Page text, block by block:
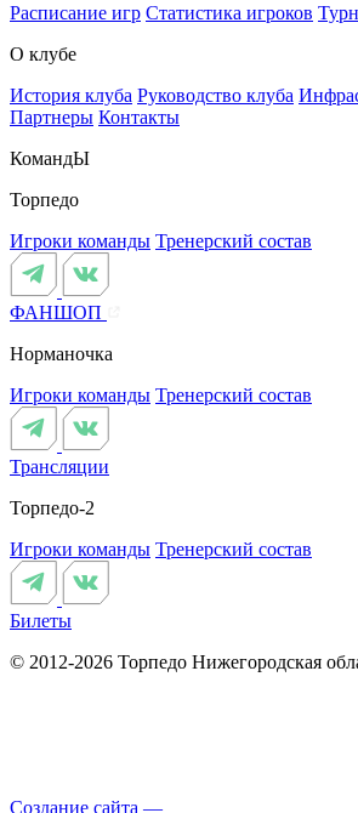
Расписание игр Статистика игроков
О клубе
История клуба Руководство клуба
Партнеры Контакты
КомандЫ
Торпедо
Игроки команды Тренерский состав
ФАНШОП
Норманочка
Игроки команды Тренерский состав
Трансляции
Торпедо-2
Игроки команды Тренерский состав
Билеты
© 2012-2026 Торпедо Нижегородская
Создание сайта —